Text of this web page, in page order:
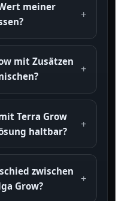
meiner
mit Zusätzen
Terra Grow
haltbar?
zwischen
Grow?